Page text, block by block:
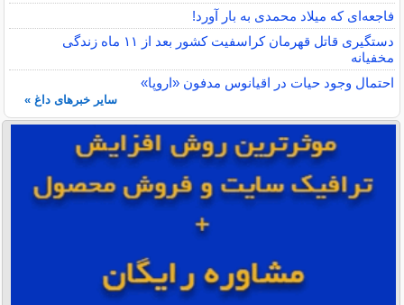
فاجعه‌ای که میلاد محمدی به بار آورد!
دستگیری قاتل قهرمان کراسفیت کشور بعد از ۱۱ ماه زندگی
مخفیانه
احتمال وجود حیات در اقیانوس مدفون «اروپا»
سایر خبرهای داغ »